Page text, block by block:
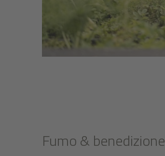
Fumo & benedizione